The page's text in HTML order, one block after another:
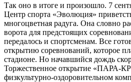
Так оно в итоге и произошло. 7
Центр спорта «Эволюция»
многоцветная радуга. Она словно
ворота для предстоящих
передалось и спортсменам. Все
открытию соревнований, которое
стадионе. Но начавшийся дождь
Торжественное открытие «ПАРА-­
физкультурно-­оздоровительном